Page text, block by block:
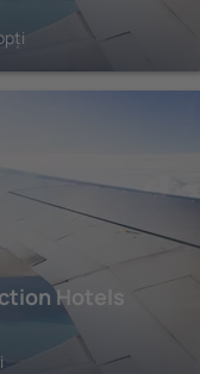
Hotels